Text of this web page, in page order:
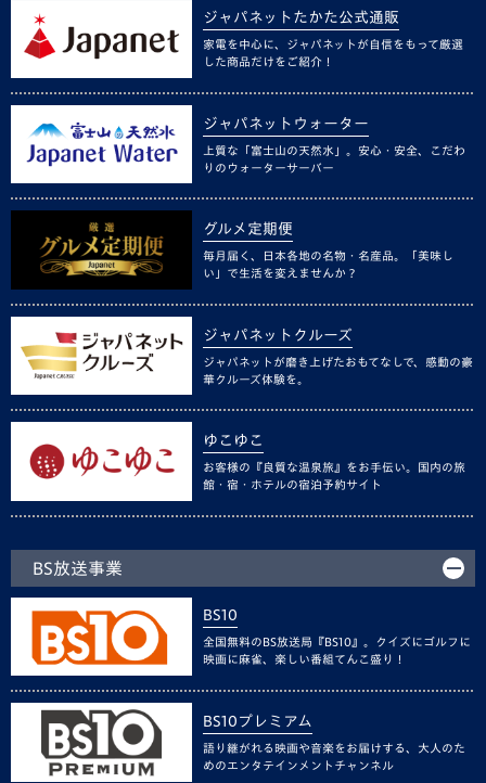
ジャパネットたかた公式通販
家電を中心に、ジャパネットが自信をもって厳選
した商品だけをご紹介！
ジャパネットウォーター
上質な「富士山の天然水」。安心・安全、こだわ
りのウォーターサーバー
グルメ定期便
毎月届く、日本各地の名物・名産品。「美味し
い」で生活を変えませんか？
ジャパネットクルーズ
ジャパネットが磨き上げたおもてなしで、感動の豪
華クルーズ体験を。
ゆこゆこ
お客様の『良質な温泉旅』をお手伝い。国内の旅
館・宿・ホテルの宿泊予約サイト
BS放送事業
BS10
全国無料のBS放送局『BS10』。クイズにゴルフに
映画に麻雀、楽しい番組てんこ盛り！
BS10プレミアム
語り継がれる映画や音楽をお届けする、大人のた
めのエンタテインメントチャンネル